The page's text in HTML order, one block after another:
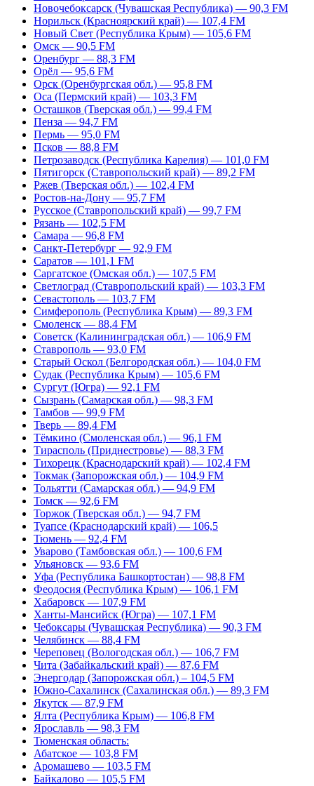
Новочебоксарск (Чувашская Республика) — 90,3 FM
Норильск (Красноярский край) — 107,4 FM
Новый Свет (Республика Крым) — 105,6 FM
Омск — 90,5 FM
Оренбург — 88,3 FM
Орёл — 95,6 FM
Орск (Оренбургская обл.) — 95,8 FM
Оса (Пермский край) — 103,3 FM
Осташков (Тверская обл.) — 99,4 FM
Пенза — 94,7 FM
Пермь — 95,0 FM
Псков — 88,8 FM
Петрозаводск (Республика Карелия) — 101,0 FM
Пятигорск (Ставропольский край) — 89,2 FM
Ржев (Тверская обл.) — 102,4 FM
Ростов-на-Дону — 95,7 FM
Русское (Ставропольский край) — 99,7 FM
Рязань — 102,5 FM
Самара — 96,8 FM
Санкт-Петербург — 92,9 FM
Саратов — 101,1 FM
Саргатское (Омская обл.) — 107,5 FM
Светлоград (Ставропольский край) — 103,3 FM
Севастополь — 103,7 FM
Симферополь (Республика Крым) — 89,3 FM
Смоленск — 88,4 FM
Советск (Калининградская обл.) — 106,9 FM
Ставрополь — 93,0 FM
Старый Оскол (Белгородская обл.) — 104,0 FM
Судак (Республика Крым) — 105,6 FM
Сургут (Югра) — 92,1 FM
Сызрань (Самарская обл.) — 98,3 FM
Тамбов — 99,9 FM
Тверь — 89,4 FM
Тёмкино (Смоленская обл.) — 96,1 FM
Тирасполь (Приднестровье) — 88,3 FM
Тихорецк (Краснодарский край) — 102,4 FM
Токмак (Запорожская обл.) — 104,9 FM
Тольятти (Самарская обл.) — 94,9 FM
Томск — 92,6 FM
Торжок (Тверская обл.) — 94,7 FM
Туапсе (Краснодарский край) — 106,5
Тюмень — 92,4 FM
Уварово (Тамбовская обл.) — 100,6 FM
Ульяновск — 93,6 FM
Уфа (Республика Башкортостан) — 98,8 FM
Феодосия (Республика Крым) — 106,1 FM
Хабаровск — 107,9 FM
Ханты-Мансийск (Югра) — 107,1 FM
Чебоксары (Чувашская Республика) — 90,3 FM
Челябинск — 88,4 FM
Череповец (Вологодская обл.) — 106,7 FM
Чита (Забайкальский край) — 87,6 FM
Энергодар (Запорожская обл.) – 104,5 FM
Южно-Сахалинск (Сахалинская обл.) — 89,3 FM
Якутск — 87,9 FM
Ялта (Республика Крым) — 106,8 FM
Ярославль — 98,3 FM
Тюменская область:
Абатское — 103,8 FM
Аромашево — 103,5 FM
Байкалово — 105,5 FM